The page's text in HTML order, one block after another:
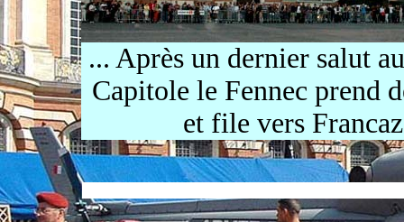
... Après un dernier salut
Capitole le Fennec prend
et file vers